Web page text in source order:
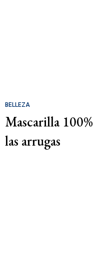
BELLEZA
Mascarilla
las arrugas